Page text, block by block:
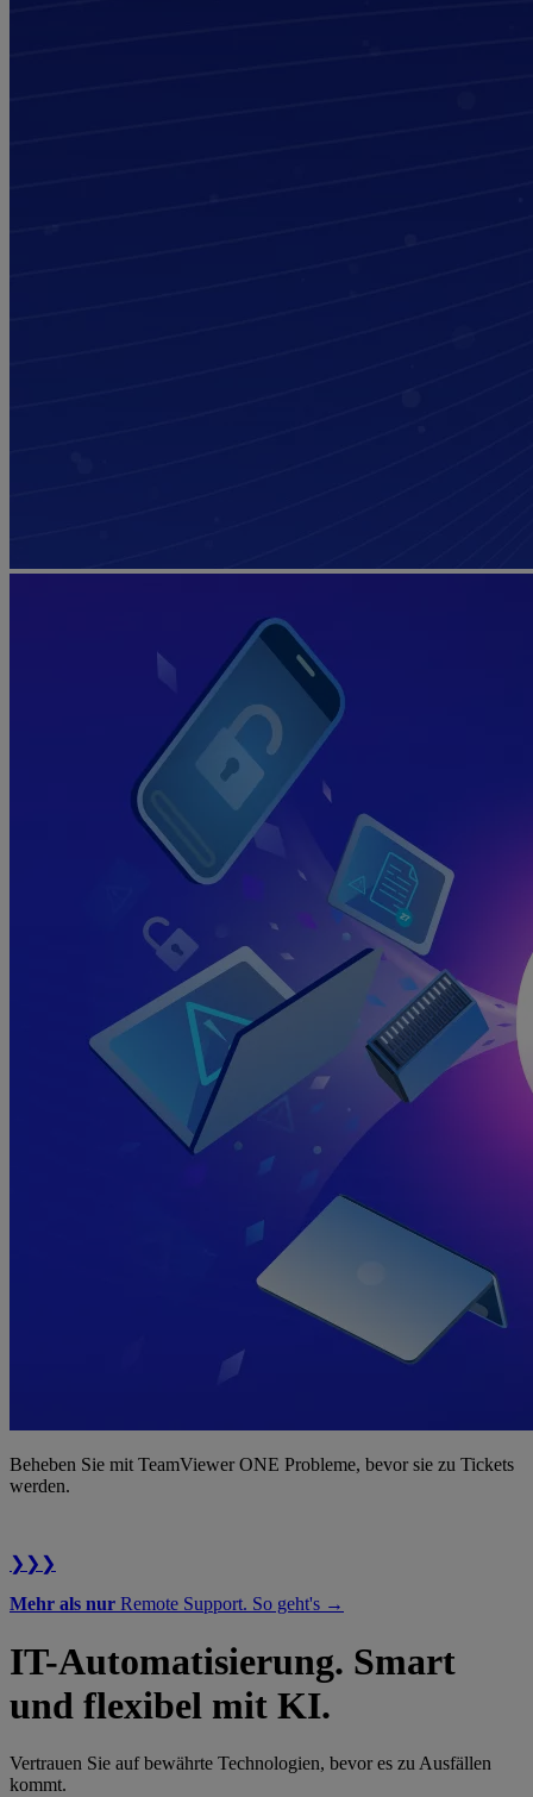
Beheben Sie mit TeamViewer ONE Probleme, bevor sie zu Tickets
werden.
❯❯❯
Mehr als nur Remote Support. So geht's →
IT-Automatisierung. Smart
und flexibel mit KI.
Vertrauen Sie auf bewährte Technologien, bevor es zu Ausfällen
kommt.